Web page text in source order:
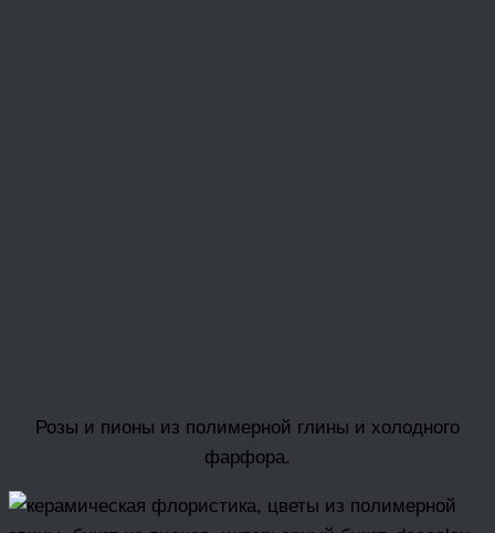
Розы и пионы из полимерной глины и холодного
фарфора.